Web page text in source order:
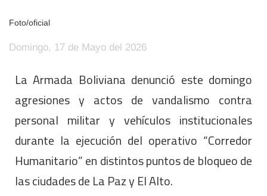
Foto/oficial
Domingo, 17 de Mayo del 2026
La Armada Boliviana denunció este domingo
agresiones y actos de vandalismo contra
personal militar y vehículos institucionales
durante la ejecución del operativo “Corredor
Humanitario” en distintos puntos de bloqueo de
las ciudades de La Paz y El Alto.